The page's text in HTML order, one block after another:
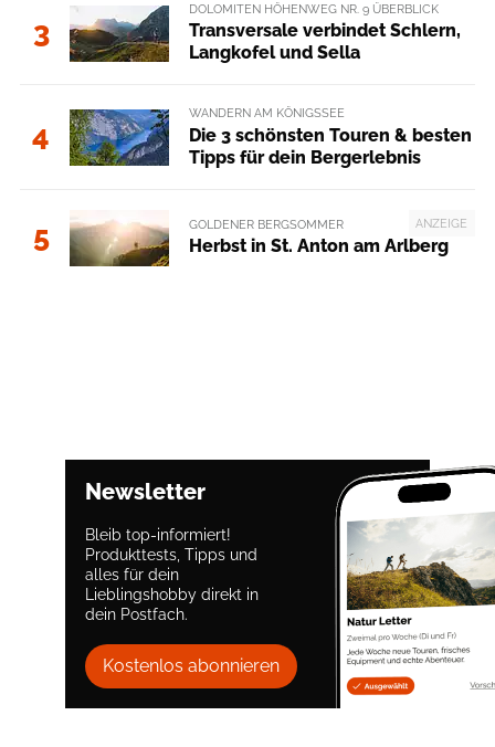
3
DOLOMITEN HÖHENWEG NR. 9 ÜBERBLICK
Transversale verbindet Schlern,
Langkofel und Sella
4
WANDERN AM KÖNIGSSEE
Die 3 schönsten Touren & besten
Tipps für dein Bergerlebnis
5 ANZEIGE
GOLDENER BERGSOMMER
Herbst in St. Anton am Arlberg
Newsletter
Bleib top-informiert!
Produkttests, Tipps und
alles für dein
Lieblingshobby direkt in
dein Postfach.
Kostenlos abonnieren